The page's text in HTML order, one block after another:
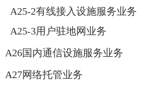
A25-2有线接入设施服务业务
A25-3用户驻地网业务
A26国内通信设施服务业务
A27网络托管业务